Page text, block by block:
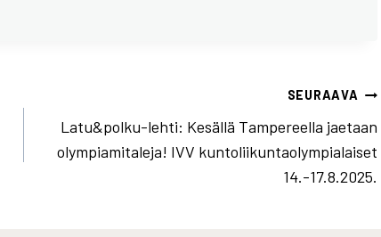
SEURAAVA
Latu&polku-lehti: Kesällä Tampereella jaetaan
olympiamitaleja! IVV kuntoliikuntaolympialaiset
14.-17.8.2025.